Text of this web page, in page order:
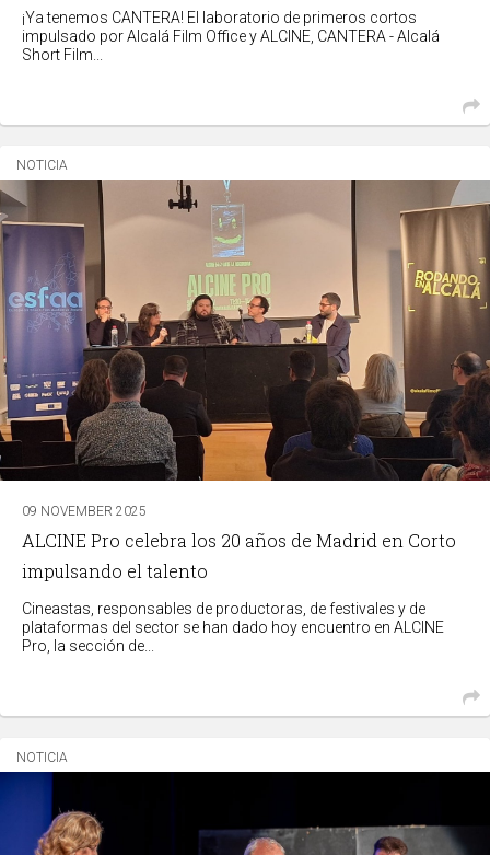
¡Ya tenemos CANTERA! El laboratorio de primeros cortos
impulsado por Alcalá Film Office y ALCINE, CANTERA - Alcalá
Short Film...
NOTICIA
09 NOVEMBER 2025
ALCINE Pro celebra los 20 años de Madrid en Corto
impulsando el talento
Cineastas, responsables de productoras, de festivales y de
plataformas del sector se han dado hoy encuentro en ALCINE
Pro, la sección de...
NOTICIA